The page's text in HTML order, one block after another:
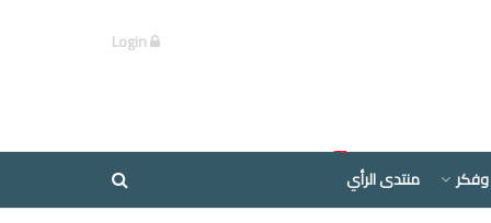
منتدى الرأي